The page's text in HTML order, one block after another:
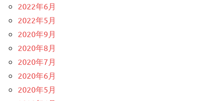
2022年6月
2022年5月
2020年9月
2020年8月
2020年7月
2020年6月
2020年5月